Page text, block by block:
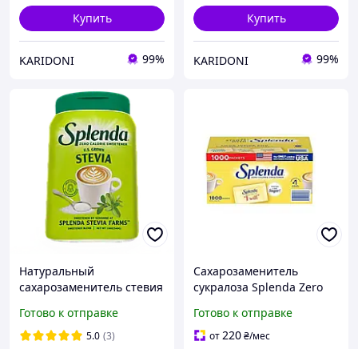
Купить
KARIDONI 99%
Купить
KARIDONI 99%
Натуральный
сахарозаменитель стевия
540 г
Готово к отправке
5.0 (3)
Сахарозаменитель
сукралоза Splenda Zero
Готово к отправке
от220₴/мес